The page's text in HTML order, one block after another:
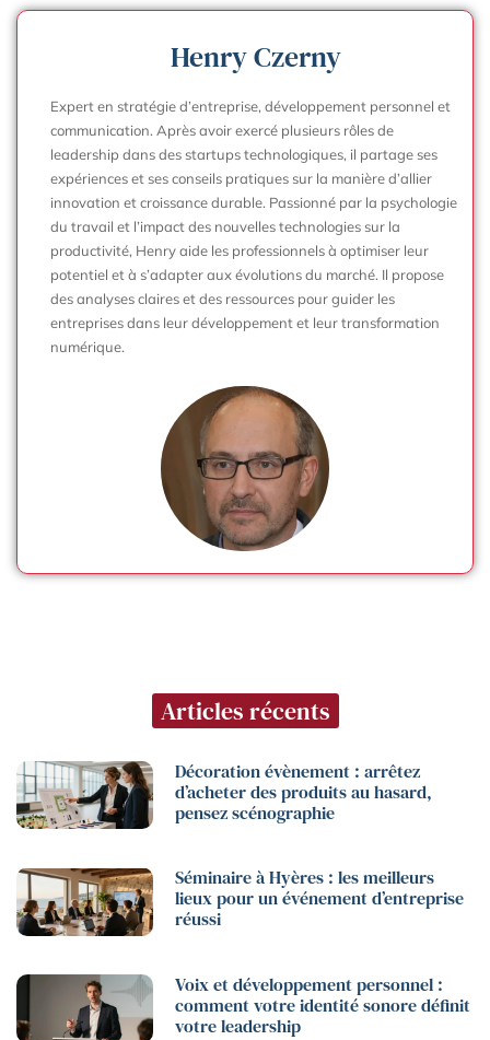
Henry Czerny
Expert en stratégie d’entreprise, développement personnel et
communication. Après avoir exercé plusieurs rôles de
leadership dans des startups technologiques, il partage ses
expériences et ses conseils pratiques sur la manière d’allier
innovation et croissance durable. Passionné par la psychologie
du travail et l’impact des nouvelles technologies sur la
productivité, Henry aide les professionnels à optimiser leur
potentiel et à s’adapter aux évolutions du marché. Il propose
des analyses claires et des ressources pour guider les
entreprises dans leur développement et leur transformation
numérique.
Articles récents
Décoration évènement : arrêtez
d’acheter des produits au hasard,
pensez scénographie
Séminaire à Hyères : les meilleurs
lieux pour un événement d’entreprise
réussi
Voix et développement personnel :
comment votre identité sonore définit
votre leadership